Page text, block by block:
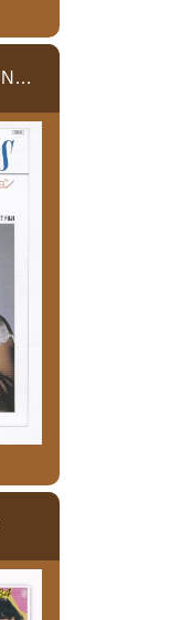
『KIRAっとジェネレーション』+SINGLE COLLECTION